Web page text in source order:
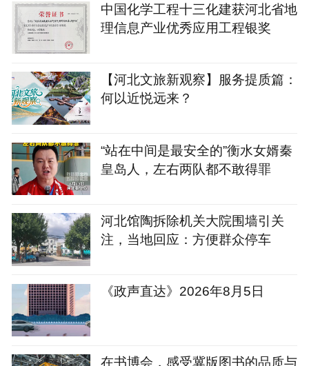
中国化学工程十三化建获河北省地
理信息产业优秀应用工程银奖
【河北文旅新观察】服务提质篇：
何以近悦远来？
“站在中间是最安全的”衡水女婿秦
皇岛人，左右两队都不敢得罪
河北馆陶拆除机关大院围墙引关
注，当地回应：方便群众停车
《政声直达》2026年8月5日
在书博会，感受冀版图书的品质与